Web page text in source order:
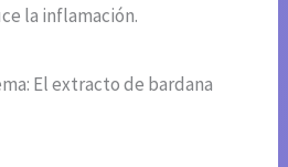
la inflamación.
El extracto de bardana